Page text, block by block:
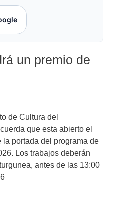
un premio de
de Cultura del
que esta abierto el
portada del programa de
Los trabajos deberán
antes de las 13:00